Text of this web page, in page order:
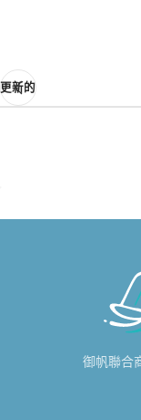
更新的
御帆聯合